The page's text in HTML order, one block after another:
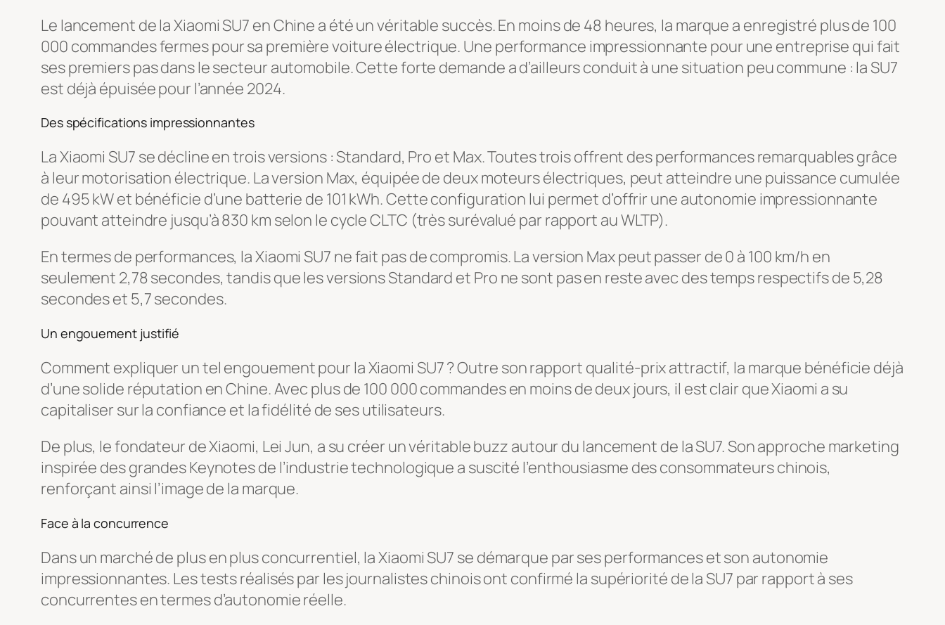
Le lancement de la Xiaomi SU7 en Chine a été un véritable succès. En moins de 48 heures, la marque a enregistré plus de 100
000 commandes fermes pour sa première voiture électrique. Une performance impressionnante pour une entreprise qui fait
ses premiers pas dans le secteur automobile. Cette forte demande a d’ailleurs conduit à une situation peu commune : la SU7
est déjà épuisée pour l’année 2024.
Des spécifications impressionnantes
La Xiaomi SU7 se décline en trois versions : Standard, Pro et Max. Toutes trois offrent des performances remarquables grâce
à leur motorisation électrique. La version Max, équipée de deux moteurs électriques, peut atteindre une puissance cumulée
de 495 kW et bénéficie d’une batterie de 101 kWh. Cette configuration lui permet d’offrir une autonomie impressionnante
pouvant atteindre jusqu’à 830 km selon le cycle CLTC (très surévalué par rapport au WLTP).
En termes de performances, la Xiaomi SU7 ne fait pas de compromis. La version Max peut passer de 0 à 100 km/h en
seulement 2,78 secondes, tandis que les versions Standard et Pro ne sont pas en reste avec des temps respectifs de 5,28
secondes et 5,7 secondes.
Un engouement justifié
Comment expliquer un tel engouement pour la Xiaomi SU7 ? Outre son rapport qualité-prix attractif, la marque bénéficie déjà
d’une solide réputation en Chine. Avec plus de 100 000 commandes en moins de deux jours, il est clair que Xiaomi a su
capitaliser sur la confiance et la fidélité de ses utilisateurs.
De plus, le fondateur de Xiaomi, Lei Jun, a su créer un véritable buzz autour du lancement de la SU7. Son approche marketing
inspirée des grandes Keynotes de l’industrie technologique a suscité l’enthousiasme des consommateurs chinois,
renforçant ainsi l’image de la marque.
Face à la concurrence
Dans un marché de plus en plus concurrentiel, la Xiaomi SU7 se démarque par ses performances et son autonomie
impressionnantes. Les tests réalisés par les journalistes chinois ont confirmé la supériorité de la SU7 par rapport à ses
concurrentes en termes d’autonomie réelle.